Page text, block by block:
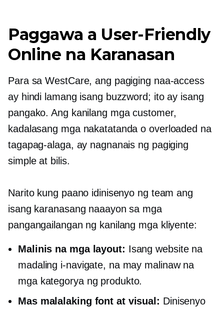
Paggawa a User-Friendly
Online na Karanasan
Para sa WestCare, ang pagiging naa-access
ay hindi lamang isang buzzword; ito ay isang
pangako. Ang kanilang mga customer,
kadalasang mga nakatatanda o overloaded na
tagapag-alaga, ay nagnanais ng pagiging
simple at bilis.
Narito kung paano idinisenyo ng team ang
isang karanasang naaayon sa mga
pangangailangan ng kanilang mga kliyente:
Malinis na mga layout: Isang website na
madaling i-navigate, na may malinaw na
mga kategorya ng produkto.
Mas malalaking font at visual: Dinisenyo